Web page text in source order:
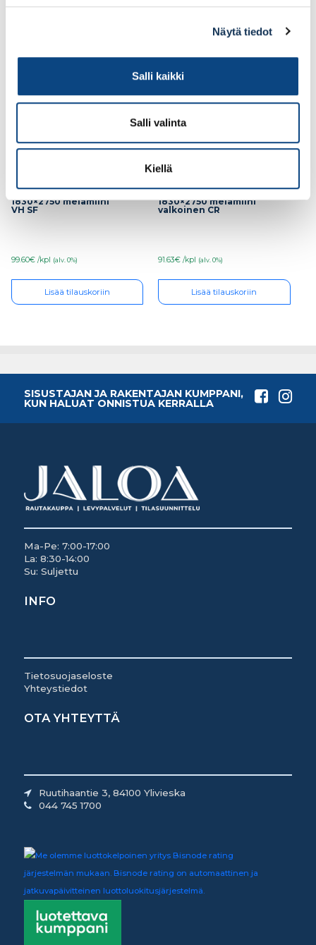
Näytä tiedot
Salli kaikki
Salli valinta
Kiellä
Lisää tilauskoriin Lisää tilauskoriin
Lastulevy 16mm
1830×2750 melamiini
VH SF
99.60€ /kpl (alv. 0%)
Lisää tilauskoriin
Lastulevy 16mm
1830×2750 melamiini
valkoinen CR
91.63€ /kpl (alv. 0%)
Lisää tilauskoriin
SISUSTAJAN JA RAKENTAJAN KUMPPANI,
KUN HALUAT ONNISTUA KERRALLA
Ma-Pe: 7:00-17:00
La: 8:30-14:00
Su: Suljettu
INFO
Tietosuojaseloste
Yhteystiedot
OTA YHTEYTTÄ
Ruutihaantie 3, 84100 Ylivieska
044 745 1700